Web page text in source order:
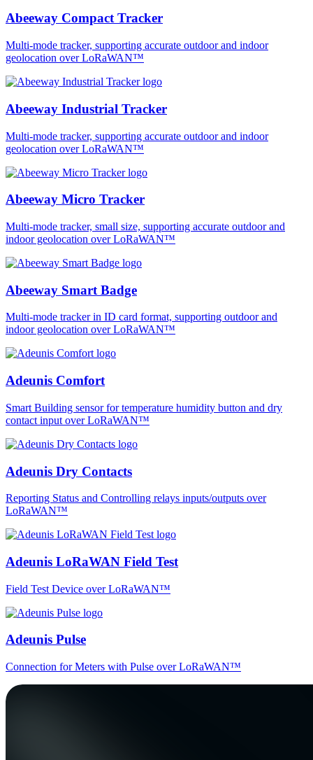
Abeeway Compact Tracker
Multi-mode tracker, supporting accurate outdoor and indoor
geolocation over LoRaWAN™
Abeeway Industrial Tracker
Multi-mode tracker, supporting accurate outdoor and indoor
geolocation over LoRaWAN™
Abeeway Micro Tracker
Multi-mode tracker, small size, supporting accurate outdoor and
indoor geolocation over LoRaWAN™
Abeeway Smart Badge
Multi-mode tracker in ID card format, supporting outdoor and
indoor geolocation over LoRaWAN™
Adeunis Comfort
Smart Building sensor for temperature humidity button and dry
contact input over LoRaWAN™
Adeunis Dry Contacts
Reporting Status and Controlling relays inputs/outputs over
LoRaWAN™
Adeunis LoRaWAN Field Test
Field Test Device over LoRaWAN™
Adeunis Pulse
Connection for Meters with Pulse over LoRaWAN™